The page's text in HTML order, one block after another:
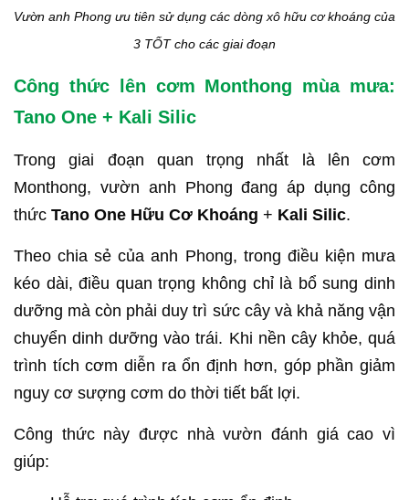
Vườn anh Phong ưu tiên sử dụng các dòng xô hữu cơ khoáng của
3 TỐT cho các giai đoạn
Công thức lên cơm Monthong mùa mưa:
Tano One + Kali Silic
Trong giai đoạn quan trọng nhất là lên cơm
Monthong, vườn anh Phong đang áp dụng công
thức Tano One Hữu Cơ Khoáng + Kali Silic.
Theo chia sẻ của anh Phong, trong điều kiện mưa
kéo dài, điều quan trọng không chỉ là bổ sung dinh
dưỡng mà còn phải duy trì sức cây và khả năng vận
chuyển dinh dưỡng vào trái. Khi nền cây khỏe, quá
trình tích cơm diễn ra ổn định hơn, góp phần giảm
nguy cơ sượng cơm do thời tiết bất lợi.
Công thức này được nhà vườn đánh giá cao vì
giúp: